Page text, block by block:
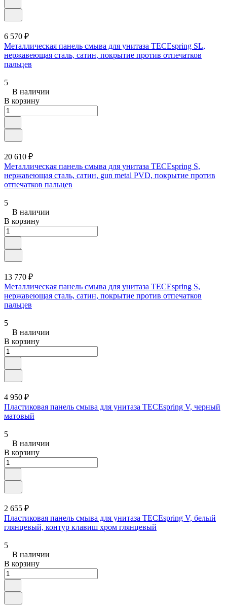
6 570 ₽
Металлическая панель смыва для унитаза TECEspring SL,
нержавеющая сталь, сатин, покрытие против отпечатков
пальцев
5
В наличии
В корзину
20 610 ₽
Металлическая панель смыва для унитаза TECEspring S,
нержавеющая сталь, сатин, gun metal PVD, покрытие против
отпечатков пальцев
5
В наличии
В корзину
13 770 ₽
Металлическая панель смыва для унитаза TECEspring S,
нержавеющая сталь, сатин, покрытие против отпечатков
пальцев
5
В наличии
В корзину
4 950 ₽
Пластиковая панель смыва для унитаза TECEspring V, черный
матовый
5
В наличии
В корзину
2 655 ₽
Пластиковая панель смыва для унитаза TECEspring V, белый
глянцевый, контур клавиш хром глянцевый
5
В наличии
В корзину